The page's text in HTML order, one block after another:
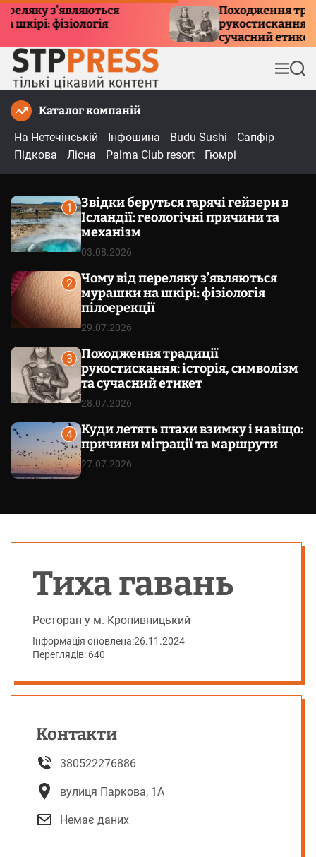
з’являються
фізіологія
Походження традиції
рукостискання:
сучасний етикет
М
е
П
о
Каталог компаній
На Нетечінській
Інфошина Budu Sushi
Сапфір
Підкова
Лісна Palma Club resort Гюмрі
1
Звідки беруться гарячі гейзери в
Ісландії: геологічні причини та
механізм
03.08.2026
2
Чому від переляку з’являються
мурашки на шкірі: фізіологія
пілоерекції
29.07.2026
3
Походження традиції
рукостискання: історія, символізм
та сучасний етикет
28.07.2026
4
Куди летять птахи взимку і навіщо:
причини міграції та маршрути
27.07.2026
Тиха гавань
Ресторан у м. Кропивницький
Інформація оновлена:26.11.2024
Переглядів: 640
Контакти
380522276886
вулиця Паркова, 1А
Немає даних